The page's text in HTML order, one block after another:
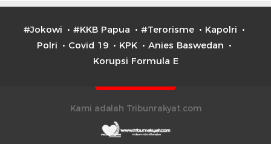
#Jokowi #KKB Papua #Terorisme
Kapolri
Polri
Covid 19 KPK
Anies Baswedan
Korupsi Formula E
Kami adalah Tribunrakyat.com